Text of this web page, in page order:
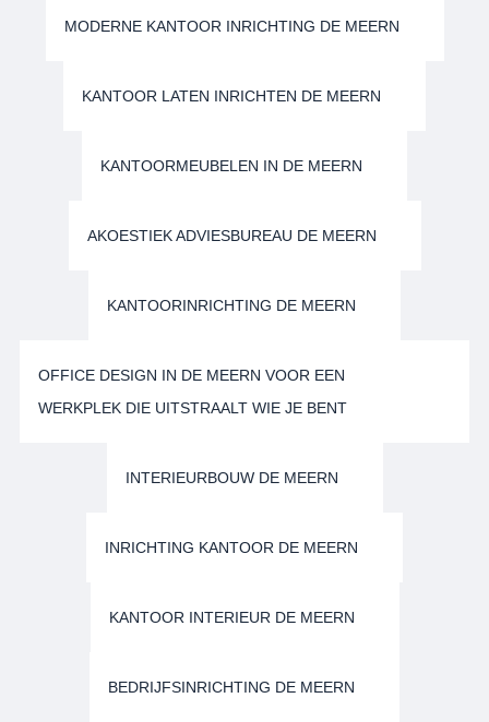
MODERNE KANTOOR INRICHTING DE MEERN
KANTOOR LATEN INRICHTEN DE MEERN
KANTOORMEUBELEN IN DE MEERN
AKOESTIEK ADVIESBUREAU DE MEERN
KANTOORINRICHTING DE MEERN
OFFICE DESIGN IN DE MEERN VOOR EEN
WERKPLEK DIE UITSTRAALT WIE JE BENT
INTERIEURBOUW DE MEERN
INRICHTING KANTOOR DE MEERN
KANTOOR INTERIEUR DE MEERN
BEDRIJFSINRICHTING DE MEERN